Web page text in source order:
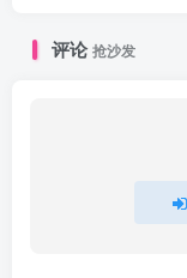
评论抢沙发